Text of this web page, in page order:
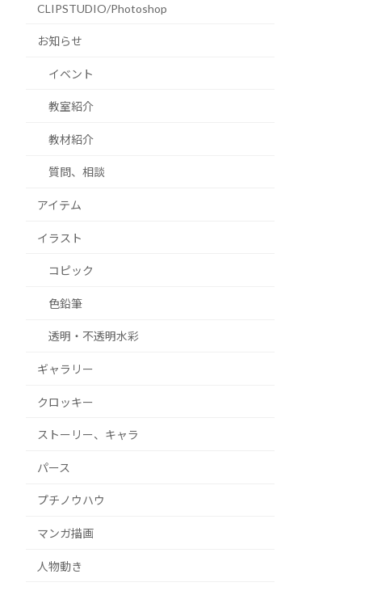
CLIPSTUDIO/Photoshop
お知らせ
イベント
教室紹介
教材紹介
質問、相談
アイテム
イラスト
コピック
色鉛筆
透明・不透明水彩
ギャラリー
クロッキー
ストーリー、キャラ
パース
プチノウハウ
マンガ描画
人物動き